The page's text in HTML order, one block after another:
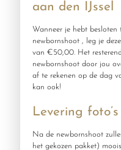
aan den IJssel
Wanneer je hebt besloten
newbornshoot , leg je
van €50,00. Het
newbornshoot door jou
af te rekenen op de dag
kan ook!
Levering foto’s
Na de newbornshoot
het gekozen pakket)